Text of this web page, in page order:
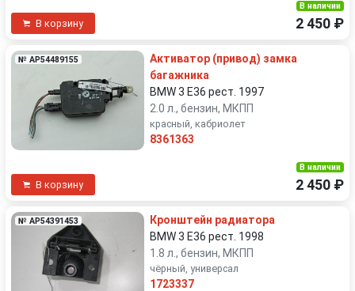
В корзину
В наличии
2 450 ₽
№ AP54489155
Активатор (привод) замка
багажника
BMW 3 E36 рест. 1997
2.0 л., бензин, МКПП
красный, кабриолет
8361363
В корзину
В наличии
2 450 ₽
№ AP54391453
Кронштейн радиатора
BMW 3 E36 рест. 1998
1.8 л., бензин, МКПП
чёрный, универсал
1723337